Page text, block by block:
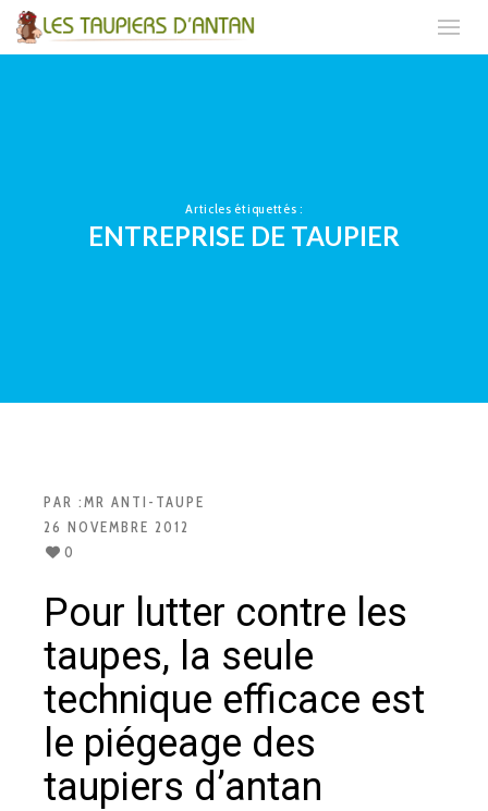
Articles étiquettés :
ENTREPRISE DE TAUPIER
PAR :MR ANTI-TAUPE
26 NOVEMBRE 2012
0
Pour lutter contre les
taupes, la seule
technique efficace est
le piégeage des
taupiers d’antan